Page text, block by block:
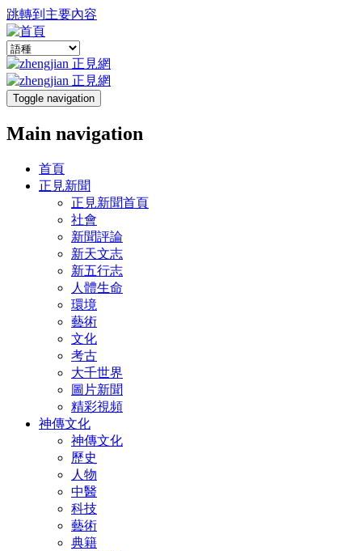
跳轉到主要內容
Toggle navigation
Main navigation
首頁
正見新聞
正見新聞首頁
社會
新聞評論
新天文志
新五行志
人體生命
環境
藝術
文化
考古
大千世界
圖片新聞
精彩視頻
神傳文化
神傳文化
歷史
人物
中醫
科技
藝術
典籍